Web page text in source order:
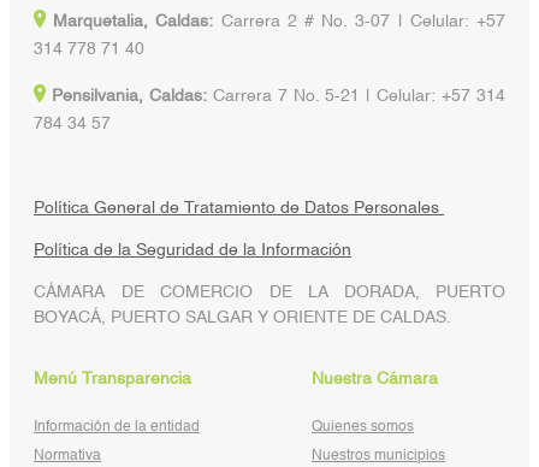
Marquetalia, Caldas: Carrera 2 # No. 3-07 | Celular: +57
314 778 71 40
Pensilvania, Caldas:Carrera 7 No. 5-21 | Celular: +57 314
784 34 57
Política General de Tratamiento de Datos Personales
Política de la Seguridad de la Información
CÁMARA DE COMERCIO DE LA DORADA, PUERTO
BOYACÁ, PUERTO SALGAR Y ORIENTE DE CALDAS.
Menú Transparencia
Información de la entidad
Normativa
Nuestra Cámara
Quienes somos
Nuestros municipios